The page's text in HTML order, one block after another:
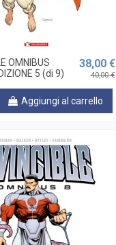
OMNIBUS
5 (di 9)
38,00 €
40,00 €
Aggiungi al carrello